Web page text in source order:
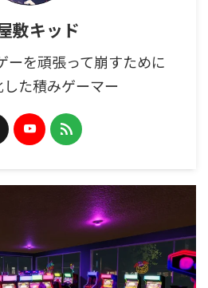
敷キッド
ーを頑張って崩すために
た積みゲーマー